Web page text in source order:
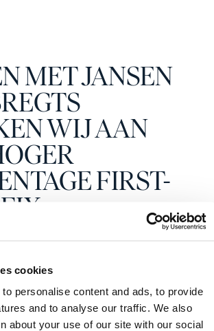
cookies
personalise content and ads, to provide
and to analyse our traffic. We also
about your use of our site with our social
MET JANSEN
WIJ AAN
FIRST-
CEO MOSAIC WORLD
en automatisering verminderen we
wat de efficiency en
komt.